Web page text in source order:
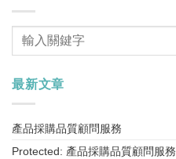
最新文章
產品採購品質顧問服務
Protected: 產品採購品質顧問服務